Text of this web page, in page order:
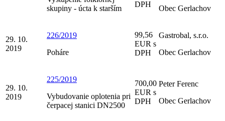
skupiny - úcta k starším
DPH
Obec Gerlachov
29. 10.
2019
226/2019
Poháre
99,56
EUR s
DPH
Gastrobal, s.r.o.
Obec Gerlachov
29. 10.
2019
225/2019
Vybudovanie oplotenia pri
čerpacej stanici DN2500
700,00
EUR s
DPH
Peter Ferenc
Obec Gerlachov